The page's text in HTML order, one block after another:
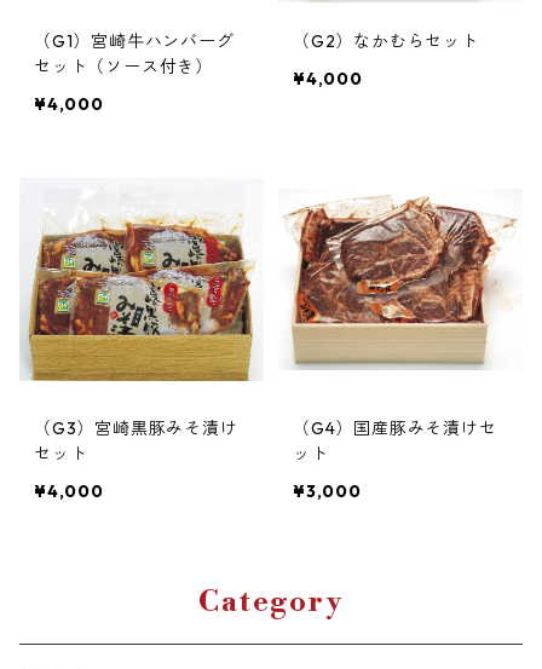
（G1）宮崎牛ハンバーグ
セット（ソース付き）
¥4,000
（G2）なかむらセット
¥4,000
（G3）宮崎黒豚みそ漬け
セット
¥4,000
（G4）国産豚みそ漬けセ
ット
¥3,000
Category